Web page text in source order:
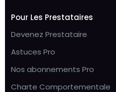
Pour Les Prestataires
Devenez Prestataire
Astuces Pro
Nos abonnements Pro
Charte Comportementale